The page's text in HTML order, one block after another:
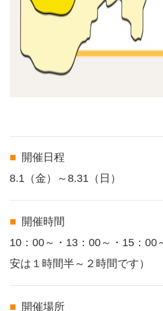
開催日程
8.1（金）～8.31（日）
開催時間
10：00～・13：00～・15：00
安は１時間半～２時間です）
開催場所